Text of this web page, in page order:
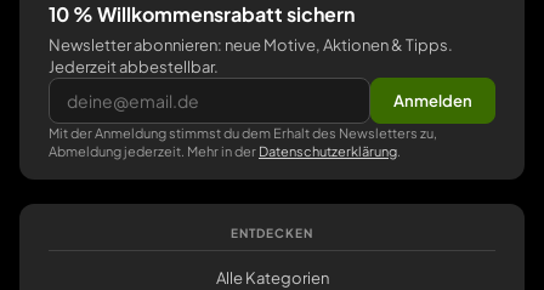
10 % Willkommensrabatt sichern
Newsletter abonnieren: neue Motive, Aktionen & Tipps.
Jederzeit abbestellbar.
Anmelden
Mit der Anmeldung stimmst du dem Erhalt des Newsletters zu,
Abmeldung jederzeit. Mehr in der Datenschutzerklärung
ENTDECKEN
Alle Kategorien